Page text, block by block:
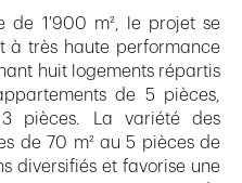
de 1'900 m², le projet se
à très haute performance
huit logements répartis
de 5 pièces,
pièces. La variété des
de 70 m² au 5 pièces de
diversifiés et favorise une